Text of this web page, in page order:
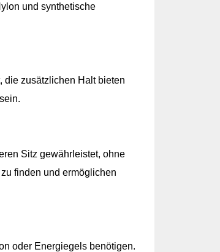
und synthetische
die zusätzlichen Halt bieten
Sitz gewährleistet, ohne
finden und ermöglichen
oder Energiegels benötigen.